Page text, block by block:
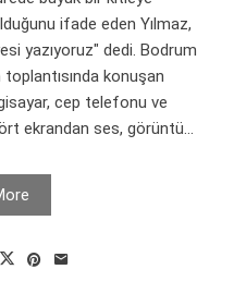
ifade eden Yılmaz,
yazıyoruz" dedi. Bodrum
konuşan
cep telefonu ve
ekrandan ses, görüntü...